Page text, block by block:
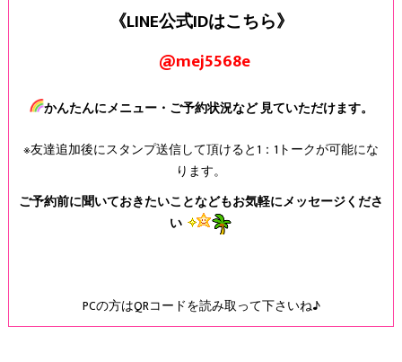
《LINE公式IDはこちら》
@mej5568e
かんたんにメニュー・ご予約状況など 見ていただけます。
※友達追加後にスタンプ送信して頂けると1：1トークが可能にな
ります。
ご予約前に聞いておきたいことなどもお気軽にメッセージくださ
い
PCの方はQRコードを読み取って下さいね♪